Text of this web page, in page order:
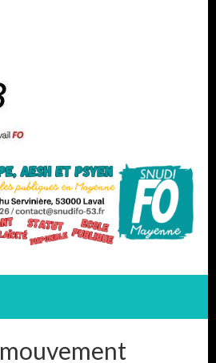
mouvement